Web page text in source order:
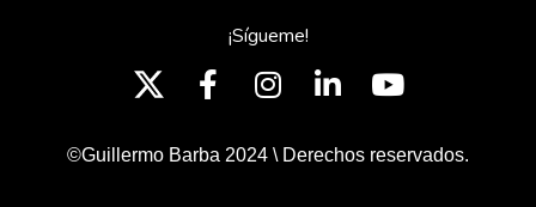
¡Sígueme!
©Guillermo Barba 2024 \ Derechos reservados.